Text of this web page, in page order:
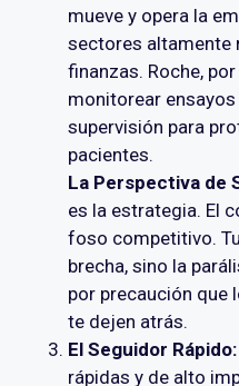
mueve y opera la
sectores altamente
finanzas. Roche,
monitorear
supervisión para
pacientes.
La Perspectiva de
es la estrategia. El
foso competitivo.
brecha, sino la
por precaución que
te dejen atrás.
El Seguidor Rápido:
rápidas y de alto